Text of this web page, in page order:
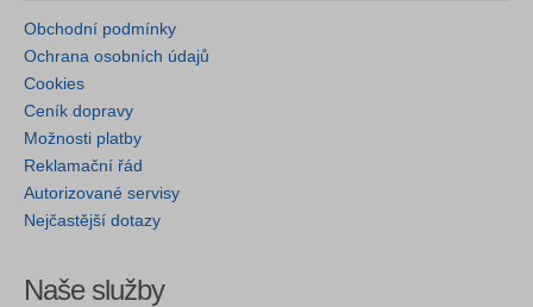
Obchodní podmínky
Ochrana osobních údajů
Cookies
Ceník dopravy
Možnosti platby
Reklamační řád
Autorizované servisy
Nejčastější dotazy
Naše služby